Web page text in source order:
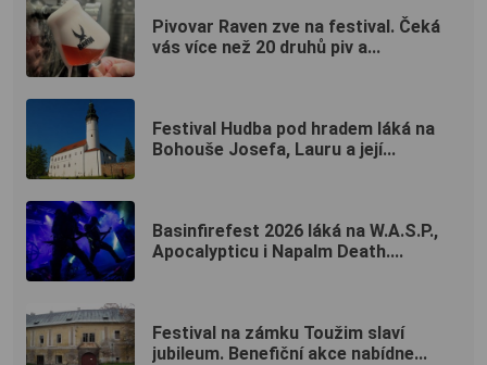
Pivovar Raven zve na festival. Čeká
vás více než 20 druhů piv a...
Festival Hudba pod hradem láká na
Bohouše Josefa, Lauru a její...
Basinfirefest 2026 láká na W.A.S.P.,
Apocalypticu i Napalm Death....
Festival na zámku Toužim slaví
jubileum. Benefiční akce nabídne...